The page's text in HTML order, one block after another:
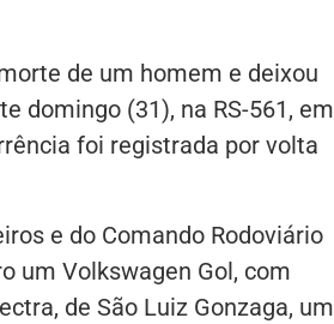
de um homem e deixou
domingo (31), na RS-561, em
foi registrada por volta
e do Comando Rodoviário
um Volkswagen Gol, com
de São Luiz Gonzaga, um